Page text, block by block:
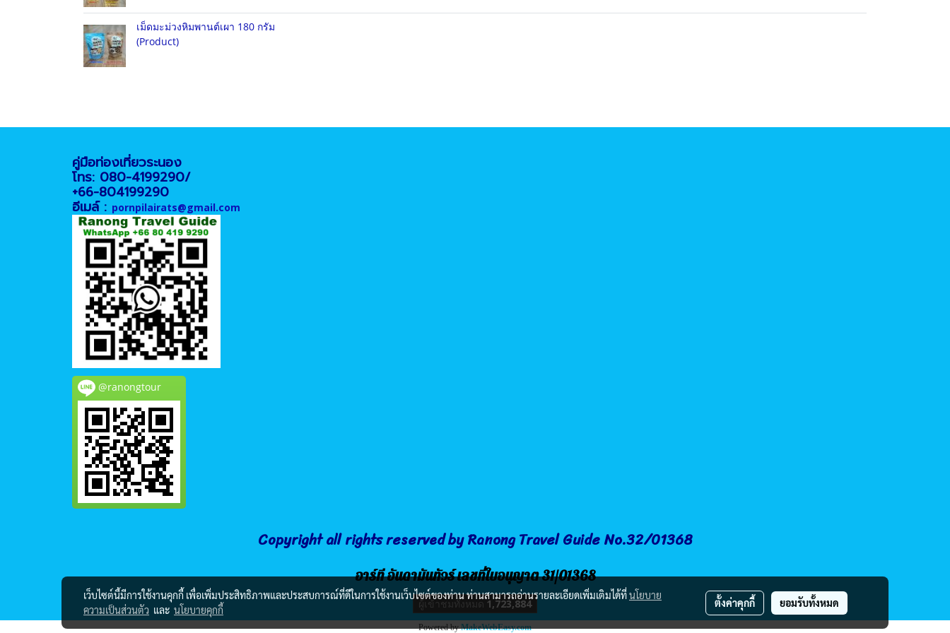
เม็ดมะม่วงหิมพานต์เผา 180 กรัม
(Product)
คู่มือท่องเที่ยวระนอง
โทร: 080-4199290/
+66-804199290
อีเมล์ : pornpilairats@gmail.com
@ranongtour
Copyright all rights reserved by Ranong Travel Guide No.32/01368
อาร์ที อันดามันทัวร์ เลขที่ใบอนุญาต 31/01368
ผู้เข้าชมวันนี้ 365
Powered byMakeWebEasy.com
เว็บไซต์นี้มีการใช้งานคุกกี้ เพื่อเพิ่มประสิทธิภาพและประสบการณ์ที่ดีในการใช้งานเว็บไซต์ของท่าน ท่านสามารถอ่านรายละเอียดเพิ่มเติมได้ที่นโยบาย
ความเป็นส่วนตัว และ นโยบายคุกกี้
ตั้งค่าคุกกี้ ยอมรับทั้งหมด